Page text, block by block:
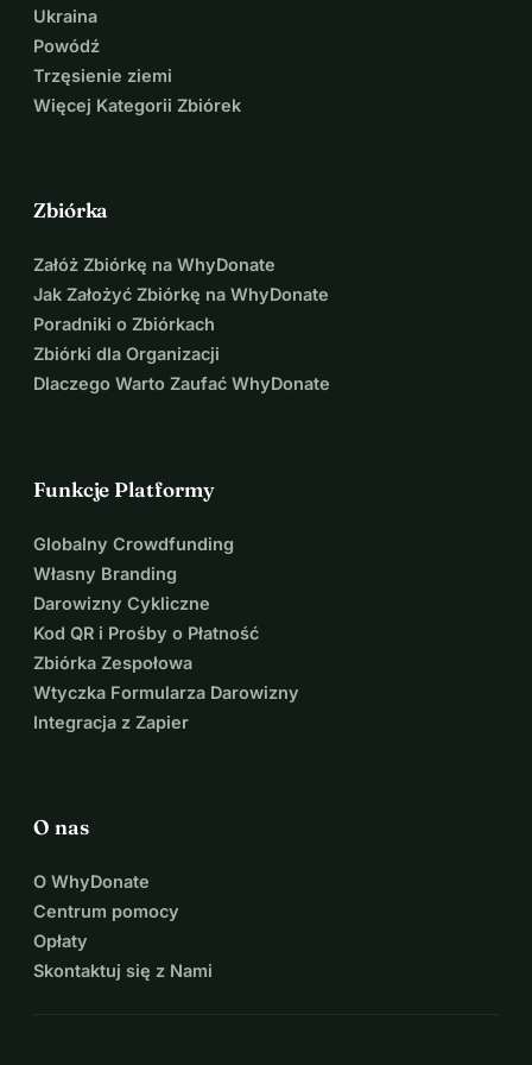
Ukraina
Powódź
Trzęsienie ziemi
Więcej Kategorii Zbiórek
Zbiórka
Załóż Zbiórkę na WhyDonate
Jak Założyć Zbiórkę na WhyDonate
Poradniki o Zbiórkach
Zbiórki dla Organizacji
Dlaczego Warto Zaufać WhyDonate
Funkcje Platformy
Globalny Crowdfunding
Własny Branding
Darowizny Cykliczne
Kod QR i Prośby o Płatność
Zbiórka Zespołowa
Wtyczka Formularza Darowizny
Integracja z Zapier
O nas
O WhyDonate
Centrum pomocy
Opłaty
Skontaktuj się z Nami